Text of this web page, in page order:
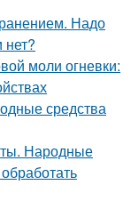
Надо
нет?
моли огневки:
средства
Народные